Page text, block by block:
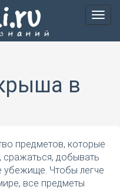
Меню
в
предметов, которые
добывать
убежище. Чтобы легче
все предметы